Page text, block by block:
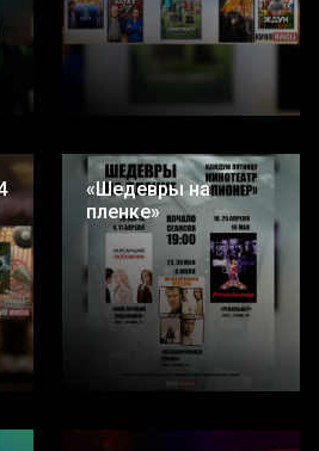
«Шедевры на
пленке»